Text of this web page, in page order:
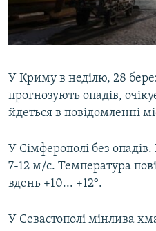
ВІДЕОУРОКИ «ELIFBE»
СВІДЧЕННЯ ОКУПАЦІЇ
ІНФОГРАФІКА
Русский
Qırımtatar
ДОЛУЧАЙСЯ!
Усі сайти RFE/RL
У Криму в неділю, 28
прогнозують опадів,
йдеться в повідомленні
У Сімферополі без
7-12 м/с. Температура
вдень +10... +12°.
У Севастополі мінлива